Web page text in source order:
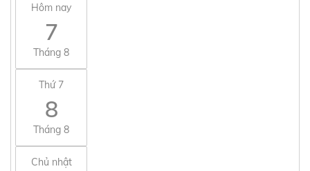
Hôm nay
7
Tháng 8
Thứ 7
8
Tháng 8
Chủ nhật